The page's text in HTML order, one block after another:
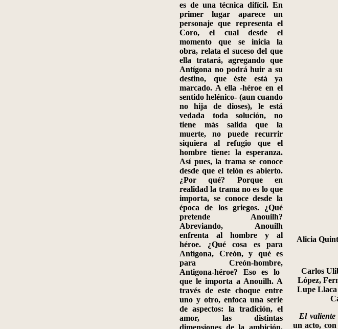
es de una técnica difícil. En
primer lugar aparece un
personaje que representa el
Coro, el cual desde el
momento que se inicia la
obra, relata el suceso del que
ella tratará, agregando que
Antígona no podrá huir a su
destino, que éste está ya
marcado. A ella ‑héroe en el
sentido helénico‑ (aun cuando
no hija de dioses), le está
vedada toda solución, no
tiene más salida que la
muerte, no puede recurrir
siquiera al refugio que el
hombre tiene: la esperanza.
Así pues, la trama se conoce
desde que el telón es abierto.
¿Por qué? Porque en
realidad la trama no es lo que
importa, se conoce desde la
época de los griegos. ¿Qué
pretende Anouilh?
Abreviando, Anouilh
enfrenta al hombre y al
héroe. ¿Qué cosa es para
Antígona, Creón, y qué es
para Creón-hombre,
Antigona‑héroe? Eso es lo
que le importa a Anouilh. A
través de este choque entre
uno y otro, enfoca una serie
de aspectos: la tradición, el
amor, las distintas
dimensiones de la ambición,
Alicia
Carlos
López,
Lupe
El valiente
un acto, con